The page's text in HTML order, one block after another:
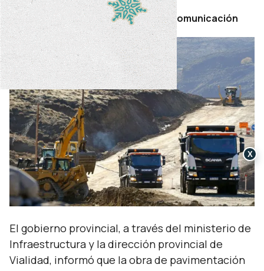
Por Secretaría de Prensa y Comunicación
El gobierno provincial, a través del ministerio de
Infraestructura y la dirección provincial de
Vialidad, informó que la obra de pavimentación
X